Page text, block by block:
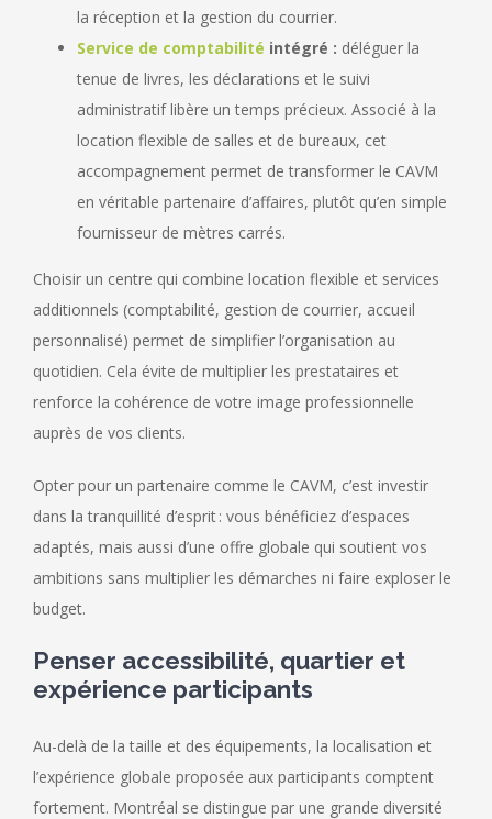
la réception et la gestion du courrier.
Service de comptabilité intégré : déléguer la
tenue de livres, les déclarations et le suivi
administratif libère un temps précieux. Associé à la
location flexible de salles et de bureaux, cet
accompagnement permet de transformer le CAVM
en véritable partenaire d’affaires, plutôt qu’en simple
fournisseur de mètres carrés.
Choisir un centre qui combine location flexible et services
additionnels (comptabilité, gestion de courrier, accueil
personnalisé) permet de simplifier l’organisation au
quotidien. Cela évite de multiplier les prestataires et
renforce la cohérence de votre image professionnelle
auprès de vos clients.
Opter pour un partenaire comme le CAVM, c’est investir
dans la tranquillité d’esprit : vous bénéficiez d’espaces
adaptés, mais aussi d’une offre globale qui soutient vos
ambitions sans multiplier les démarches ni faire exploser le
budget.
Penser accessibilité, quartier et
expérience participants
Au-delà de la taille et des équipements, la localisation et
l’expérience globale proposée aux participants comptent
fortement. Montréal se distingue par une grande diversité